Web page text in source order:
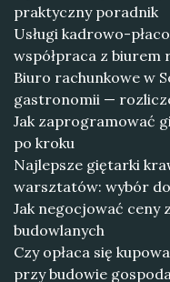
praktyczny poradnik
Usługi kadrowo-
współpraca z biurem
Biuro rachunkowe w
gastronomii —
Jak zaprogramować
po kroku
Najlepsze giętarki
warsztatów: wybór do
Jak negocjować ceny
budowlanych
Czy opłaca się
przy budowie